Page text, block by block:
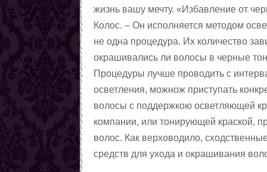
сопернице
Сексуальная магия
Любовная магия по
Северным традициям
Статьи о женской магии
Статьи о магии
Демонология
Ритуалы и заговоры черной
магии
Любовные ритуалы,
заговоры, привороты
чёрной магии
Первые шаги в колдовстве
Колдовская пирамида
Заговоры
жизнь вашу мечту. «Избавление от
Колос. – Он исполняется методом
не одна процедура. Их количество
окрашивались ли волосы в черные
Процедуры лучше проводить с
осветления, можнож приступать
волосы с поддержкою осветляющей
компании, или тонирующей краской,
волос. Как верховодило,
средств для ухода и окрашивания